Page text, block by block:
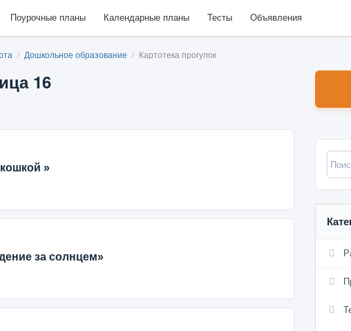
Поурочные планы Календарные планы Тесты Объявления
/ Дошкольное образование / Картотека прогулок
16
»
за солнцем»